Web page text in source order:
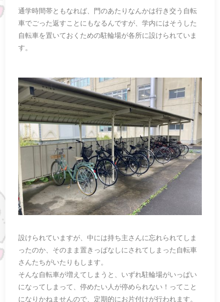
通学時間帯ともなれば、門のあたりなんかは行き交う自転
車でごった返すことにもなるんですが、学内にはそうした
自転車を置いておくための駐輪場が各所に設けられていま
す。
設けられていますが、中には持ち主さんに忘れられてしま
ったのか、そのまま置きっぱなしにされてしまった自転車
さんたちがいたりもします。
そんな自転車が増えてしまうと、いずれ駐輪場がいっぱい
になってしまって、停めたい人が停められない！ってこと
になりかねませんので、定期的にお片付けが行われます。